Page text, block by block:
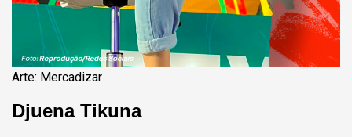
Arte: Mercadizar
Djuena Tikuna